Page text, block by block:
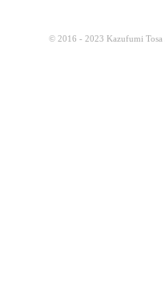
© 2016 - 2023 Kazufumi